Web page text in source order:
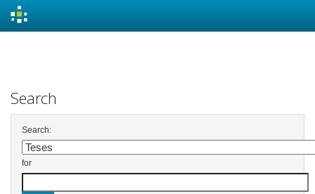
Search
Search:
for